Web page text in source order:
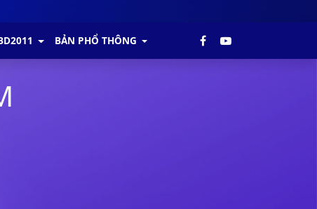
BẢN PHỔ THÔNG